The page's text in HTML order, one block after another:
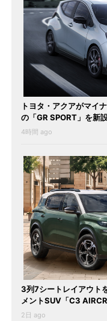
トヨタ・アクアがマイ
の「GR SPORT」を新
4時間 ago
3列7シートレイアウト
メントSUV「C3
2日 ago